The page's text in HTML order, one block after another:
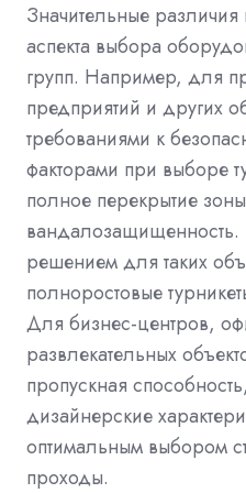
Значительные различия
аспекта выбора
групп. Например, для
предприятий и других
требованиями к
факторами при выборе
полное перекрытие
решением для таких
полноростовые
Для бизнес-центров,
развлекательных
пропускная
дизайнерские
оптимальным выбором
проходы.